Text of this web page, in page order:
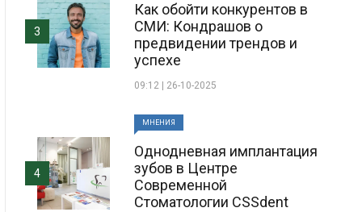
Как обойти конкурентов в
СМИ: Кондрашов о
предвидении трендов и
успехе
09:12 | 26-10-2025
3
МНЕНИЯ
Однодневная имплантация
зубов в Центре
Современной
Стоматологии CSSdent
4